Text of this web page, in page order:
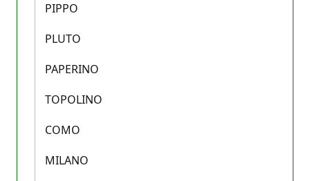
PIPPO
PLUTO
PAPERINO
TOPOLINO
COMO
MILANO